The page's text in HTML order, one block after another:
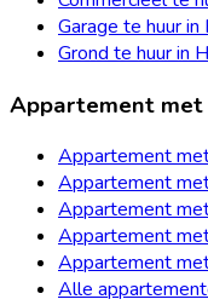
Garage te huur
Grond te huur in
Appartement met
Appartement
Appartement
Appartement
Appartement
Appartement
Alle